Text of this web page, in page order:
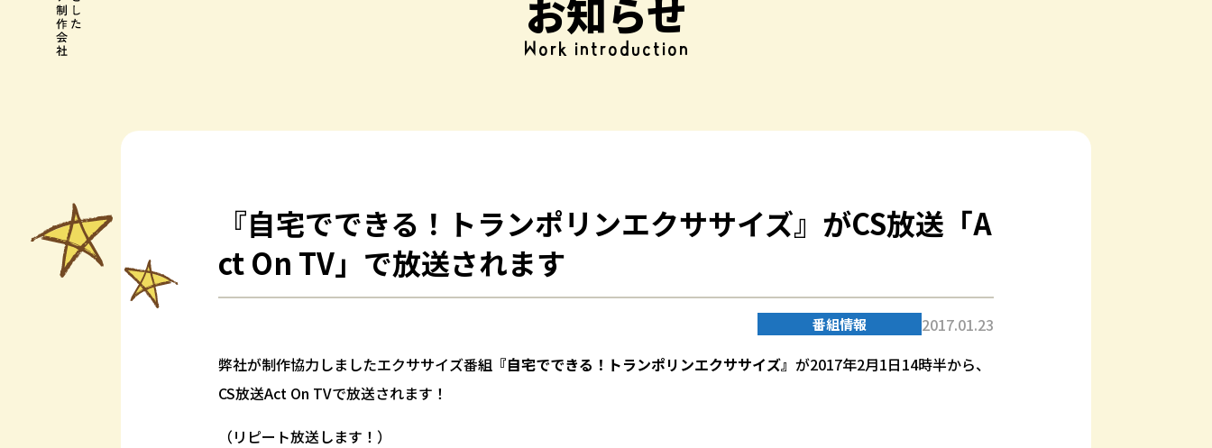
お知らせ
Work introduction
『自宅でできる！トランポリンエクササイズ』がCS放送「A
ct On TV」で放送されます
番組情報
2017.01.23
弊社が制作協力しましたエクササイズ番組『自宅でできる！トランポリンエクササイズ』 が2017年2月1日14時半から、
CS放送Act On TVで放送されます！
（リピート放送します！）